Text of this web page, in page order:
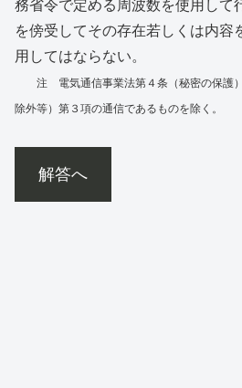
務省令で定める周波数を使用して
を傍受してその存在若しくは内容
用してはならない。
注 電気通信事業法第４条（秘密の保護）
除外等）第３項の通信であるものを除く。
解答へ